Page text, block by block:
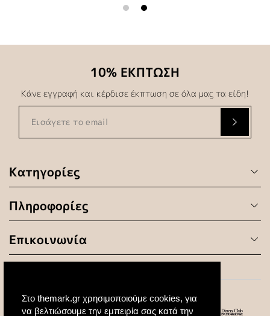
Στο themark.gr χρησιμοποιούμε cookies, για
να βελτιώσουμε την εμπειρία σας κατά την
Κατηγορίες
Πληροφορίες
Επικοινωνία
10% ΕΚΠΤΩΣΗ
Κάνε εγγραφή και κέρδισε έκπτωση σε όλα μας τα είδη!